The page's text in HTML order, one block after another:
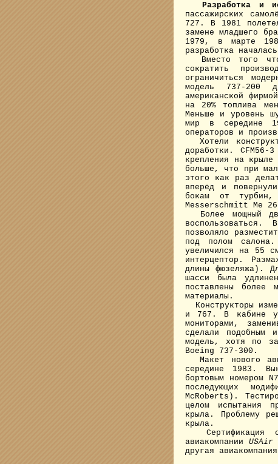
Разработка и
пассажирских
727. В 1981
замене младшего
1979, в марте
разработка
Вместо того
сократить
ограничиться
модель 737-200
американской
на 20% топлива
Меньше и уровень
мир в середине
операторов и
Хотели
доработки.
крепления на
больше, что при
этого как раз
вперёд и
бокам от турбин,
Messerschmitt Me
Более мощный
позволяло
под полом
увеличился на 55
интерцептор.
длины фюзеляжа).
шасси была
поставлены более
материалы.
Конструкторы
и 767. В кабине
мониторами,
сделали подобным
модель, хотя по
Boeing 737-300.
Макет нового
середине 1983.
бортовым номером
последующих
McRoberts).
целом испытания
крыла. Проблему
крыла.
Сертификация
авиакомпании USAir
другая